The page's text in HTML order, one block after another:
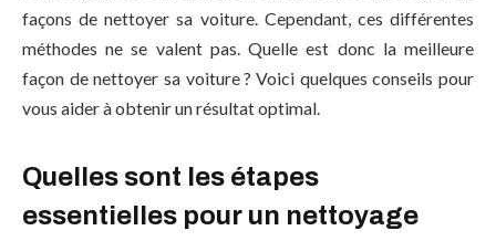
façons de nettoyer sa voiture. Cependant, ces différentes
méthodes ne se valent pas. Quelle est donc la meilleure
façon de nettoyer sa voiture ? Voici quelques conseils pour
vous aider à obtenir un résultat optimal.
Quelles sont les étapes
essentielles pour un nettoyage